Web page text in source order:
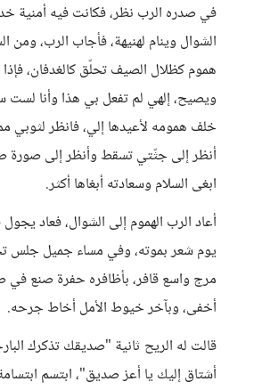
في صدره الرب نظر، فكانت فيه أمنية
الشوال وينام لهنيهة، فأجاب الرب،
هموم كظلال الصيف تحلّق كالغدفان،
ويصيح، إلهي لم تفعل بي هذا وأنا لست
خلف همومه لأعيدها إلي، فانظر لثوبي
أنظر إلى جثّتي تسقط وأنظر إلى صورة
ابغى السلام وسعادته أبغاها أكثر.
أعاد الرب الهموم إلى الشوال، فعاد
يوم شعر بموته، وفي مساء جميل
مرج واسع قافر، بأظافره حفرة صنع في
أخفى، وبآخر خيوط الأمل أخاط جرحه.
قالت له الريح ثانية "صديقك تذكرك
أشتاق إليك يا أعز صديق"، ابتسم